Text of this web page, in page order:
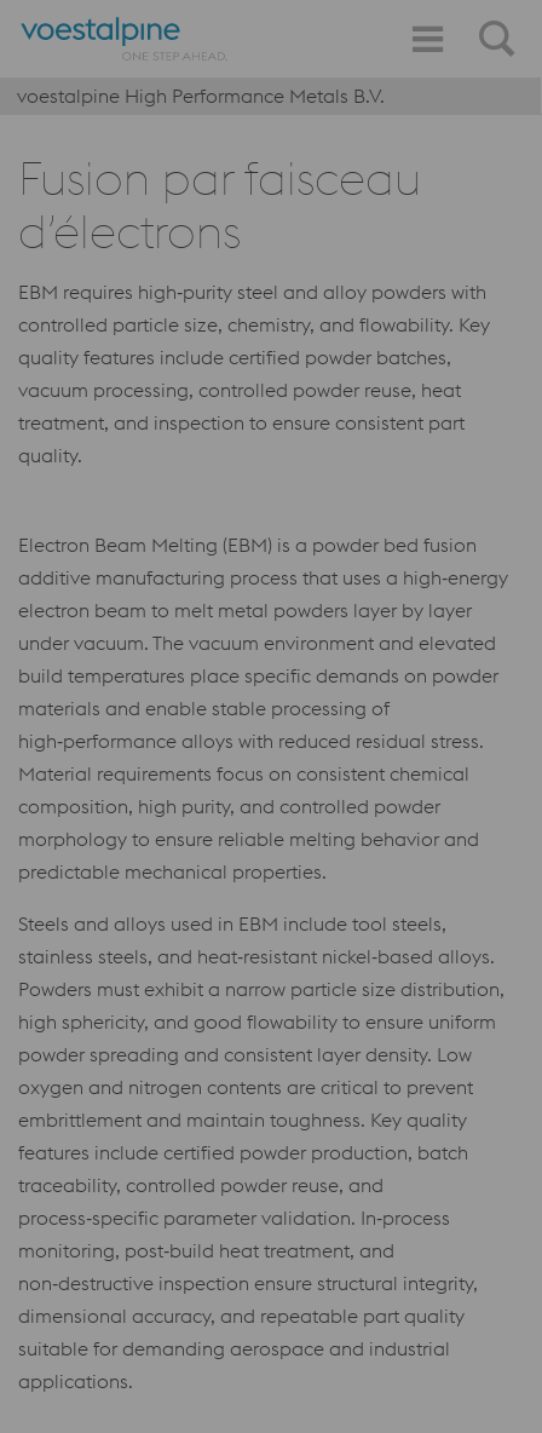
voestalpine High Performance Metals B.V.
Fusion par faisceau
d’électrons
EBM requires high‑purity steel and alloy powders with
controlled particle size, chemistry, and flowability. Key
quality features include certified powder batches,
vacuum processing, controlled powder reuse, heat
treatment, and inspection to ensure consistent part
quality.
Electron Beam Melting (EBM) is a powder bed fusion
additive manufacturing process that uses a high‑energy
electron beam to melt metal powders layer by layer
under vacuum. The vacuum environment and elevated
build temperatures place specific demands on powder
materials and enable stable processing of
high‑performance alloys with reduced residual stress.
Material requirements focus on consistent chemical
composition, high purity, and controlled powder
morphology to ensure reliable melting behavior and
predictable mechanical properties.
Steels and alloys used in EBM include tool steels,
stainless steels, and heat‑resistant nickel‑based alloys.
Powders must exhibit a narrow particle size distribution,
high sphericity, and good flowability to ensure uniform
powder spreading and consistent layer density. Low
oxygen and nitrogen contents are critical to prevent
embrittlement and maintain toughness. Key quality
features include certified powder production, batch
traceability, controlled powder reuse, and
process‑specific parameter validation. In‑process
monitoring, post‑build heat treatment, and
non‑destructive inspection ensure structural integrity,
dimensional accuracy, and repeatable part quality
suitable for demanding aerospace and industrial
applications.